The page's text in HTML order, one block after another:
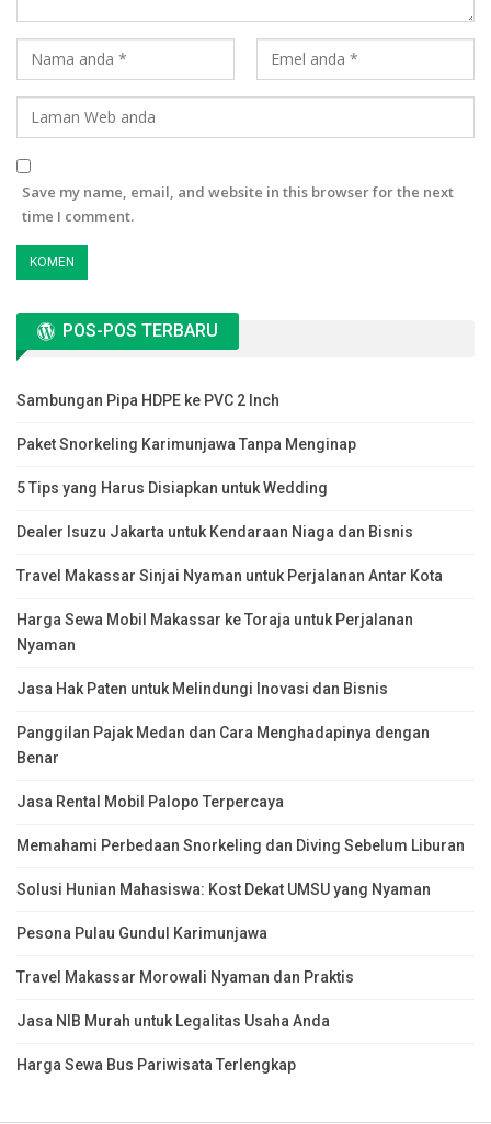
Save my name, email, and website in this browser for the next
time I comment.
POS-POS TERBARU
Sambungan Pipa HDPE ke PVC 2 Inch
Paket Snorkeling Karimunjawa Tanpa Menginap
5 Tips yang Harus Disiapkan untuk Wedding
Dealer Isuzu Jakarta untuk Kendaraan Niaga dan Bisnis
Travel Makassar Sinjai Nyaman untuk Perjalanan Antar Kota
Harga Sewa Mobil Makassar ke Toraja untuk Perjalanan
Nyaman
Jasa Hak Paten untuk Melindungi Inovasi dan Bisnis
Panggilan Pajak Medan dan Cara Menghadapinya dengan
Benar
Jasa Rental Mobil Palopo Terpercaya
Memahami Perbedaan Snorkeling dan Diving Sebelum Liburan
Solusi Hunian Mahasiswa: Kost Dekat UMSU yang Nyaman
Pesona Pulau Gundul Karimunjawa
Travel Makassar Morowali Nyaman dan Praktis
Jasa NIB Murah untuk Legalitas Usaha Anda
Harga Sewa Bus Pariwisata Terlengkap